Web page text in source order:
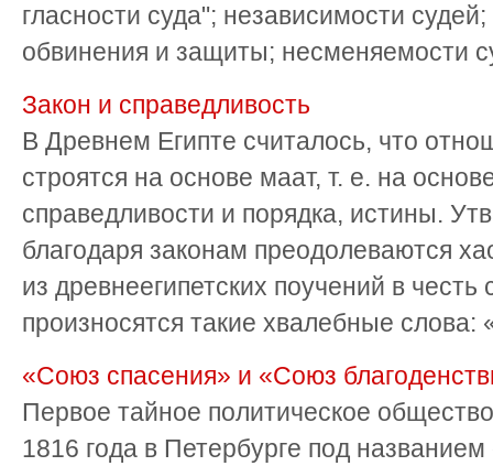
гласности суда"; независимости
обвинения и защиты; несменяемости
Закон и справедливость
В Древнем Египте считалось, что
строятся на основе маат, т. е. на
справедливости и порядка, истины.
благодаря законам преодолеваются
из древнеегипетских поучений в честь
произносятся такие хвалебные слова:
«Союз спасения» и «Союз
Первое тайное политическое
1816 года в Петербурге под